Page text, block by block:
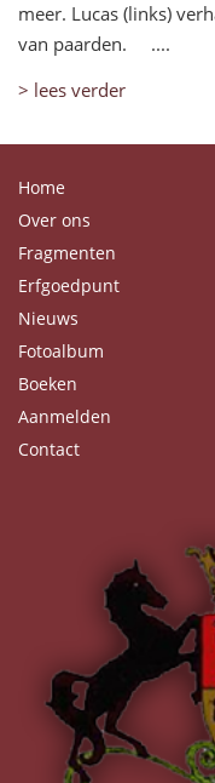
meer. Lucas (links)
van paarden. ....
> lees verder
Home
Over ons
Fragmenten
Erfgoedpunt
Nieuws
Fotoalbum
Boeken
Aanmelden
Contact